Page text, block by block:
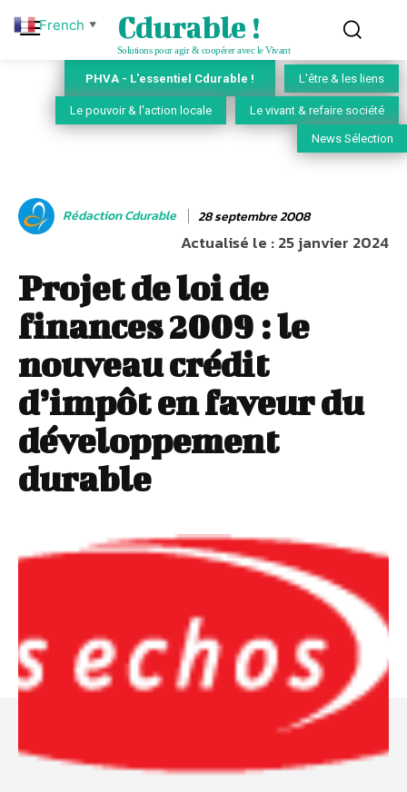
Cdurable !
Solutions pour agir & coopérer avec le Vivant
PHVA - L'essentiel Cdurable ! L'être & les liens
Le pouvoir & l'action locale Le vivant & refaire société
News Sélection
Rédaction Cdurable 28 septembre 2008
Actualisé le :25 janvier 2024
Projet de loi de
finances 2009 : le
nouveau crédit
d’impôt en faveur du
développement
durable
French ▼